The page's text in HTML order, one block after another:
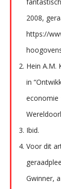
2008,
https://
Hein A.M.
in
economie
Ibid.
Voor dit
Gwinner,